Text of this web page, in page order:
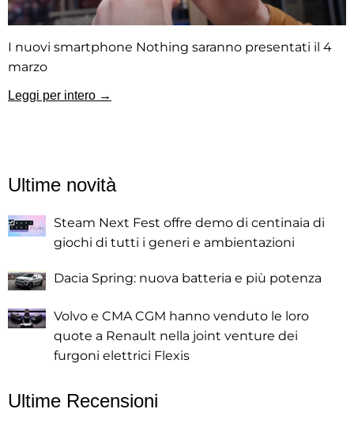
I nuovi smartphone Nothing saranno presentati il 4
marzo
Leggi per intero →
Ultime novità
Steam Next Fest offre demo di centinaia di
giochi di tutti i generi e ambientazioni
Dacia Spring: nuova batteria e più potenza
Volvo e CMA CGM hanno venduto le loro
quote a Renault nella joint venture dei
furgoni elettrici Flexis
Ultime Recensioni